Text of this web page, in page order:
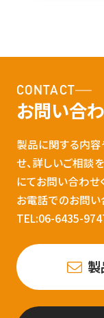
CONTACT
お問い合
製品に関する内容
せ、詳しいご相談
にてお問い合わせ
お電話でのお問い
TEL:06-6435-